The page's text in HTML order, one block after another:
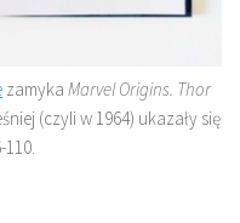
zamyka Marvel Origins. Thor
(czyli w 1964) ukazały się